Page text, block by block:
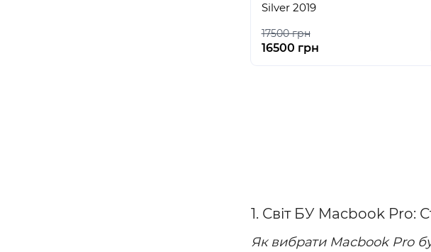
Silver 2019
17500 грн
16500 грн
1. Світ БУ Macbook Pro:
Як вибрати Macbook Pro